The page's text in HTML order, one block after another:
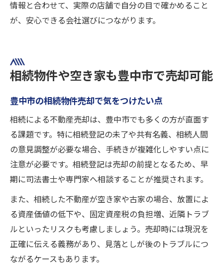
情報と合わせて、実際の店舗で自分の目で確かめること
が、安心できる会社選びにつながります。
相続物件や空き家も豊中市で売却可能
豊中市の相続物件売却で気をつけたい点
相続による不動産売却は、豊中市でも多くの方が直面す
る課題です。特に相続登記の未了や共有名義、相続人間
の意見調整が必要な場合、手続きが複雑化しやすい点に
注意が必要です。相続登記は売却の前提となるため、早
期に司法書士や専門家へ相談することが推奨されます。
また、相続した不動産が空き家や古家の場合、放置によ
る資産価値の低下や、固定資産税の負担増、近隣トラブ
ルといったリスクも考慮しましょう。売却時には現況を
正確に伝える義務があり、見落としが後のトラブルにつ
ながるケースもあります。